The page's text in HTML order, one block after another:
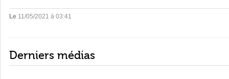
Le 11/05/2021 à 03:41
Derniers médias